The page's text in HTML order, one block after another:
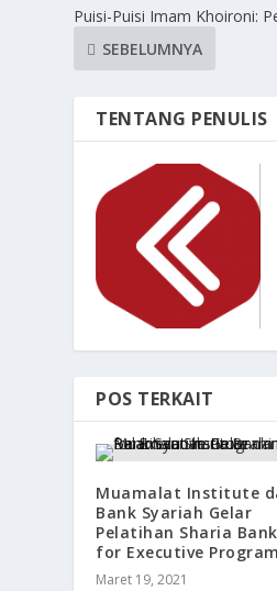
Puisi-Puisi Imam Khoironi:
SEBELUMNYA
TENTANG PENULIS
POS TERKAIT
Muamalat Institute
Bank Syariah Gelar
Pelatihan Sharia
for Executive Program
Maret 19, 2021